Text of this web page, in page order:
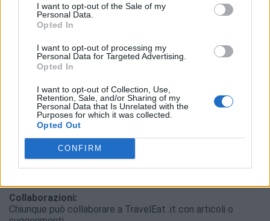
I want to opt-out of the Sale of my
Personal Data.
Opted In
I want to opt-out of processing my
Personal Data for Targeted Advertising.
Opted In
I want to opt-out of Collection, Use,
Retention, Sale, and/or Sharing of my
Personal Data that Is Unrelated with the
Purposes for which it was collected.
Opted Out
CONFIRM
L’editore si riserva il diritto non esclusivo di riprodurre i testi
in altre pubblicazioni collegate a TravelEat.it
Per segnalare alla redazione eventuali errori nell’uso del
materiale riservato, scriveteci ainfo@traveleat.it:
provvederemo prontamente alla rimozione del materiale
lesivo di diritti di terzi.
Direttore Editoriale:
Claudio Porchia
Redazione:
Claudio Porchia, Beppe Dosio, Fulvio Tonello, Marina
Salvetto, Chiara Vannini, Roberto Pisani
Per i comunicati stampa:
Collaborazioni:
Chiunque può collaborare a TravelEat .it con articoli o